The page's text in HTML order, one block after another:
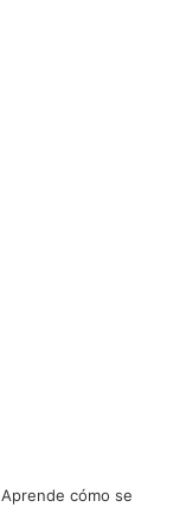
Aprende cómo se